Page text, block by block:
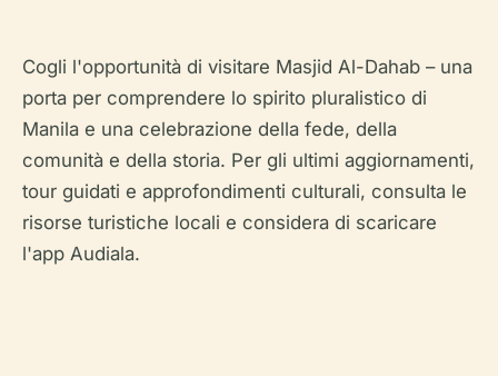
Cogli l'opportunità di visitare Masjid Al-Dahab – una
porta per comprendere lo spirito pluralistico di
Manila e una celebrazione della fede, della
comunità e della storia. Per gli ultimi aggiornamenti,
tour guidati e approfondimenti culturali, consulta le
risorse turistiche locali e considera di scaricare
l'app Audiala.